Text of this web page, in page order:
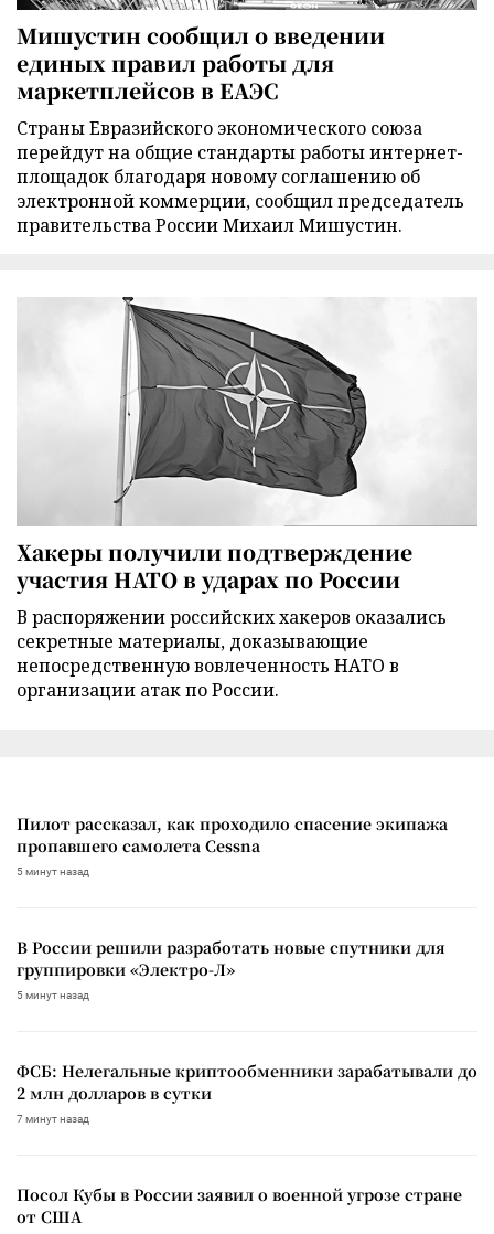
Мишустин сообщил о введении
единых правил работы для
маркетплейсов в ЕАЭС
Страны Евразийского экономического союза
перейдут на общие стандарты работы интернет-
площадок благодаря новому соглашению об
электронной коммерции, сообщил председатель
правительства России Михаил Мишустин.
Хакеры получили подтверждение
участия НАТО в ударах по России
В распоряжении российских хакеров оказались
секретные материалы, доказывающие
непосредственную вовлеченность НАТО в
организации атак по России.
Пилот рассказал, как проходило спасение экипажа
пропавшего самолета Cessna
5 минут назад
В России решили разработать новые спутники для
группировки «Электро-Л»
5 минут назад
ФСБ: Нелегальные криптообменники зарабатывали до
2 млн долларов в сутки
7 минут назад
Посол Кубы в России заявил о военной угрозе стране
от США